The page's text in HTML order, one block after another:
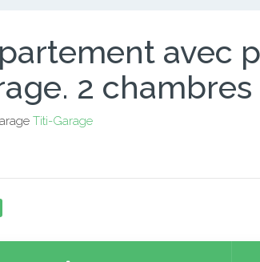
avec
2
Titi-Garage